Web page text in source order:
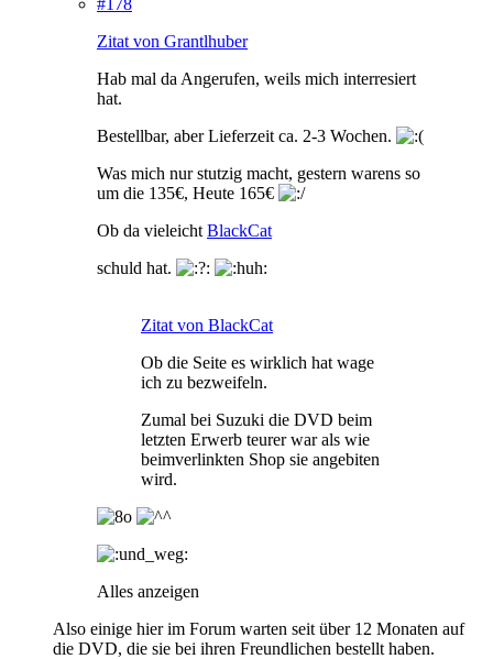
Zitat von Grantlhuber
Hab mal da Angerufen, weils mich interresiert
hat.
Bestellbar, aber Lieferzeit ca. 2-3 Wochen.
Was mich nur stutzig macht, gestern warens so
um die 135€, Heute 165€
Ob da vieleicht BlackCat
schuld hat.
Zitat von BlackCat
Ob die Seite es wirklich hat wage
ich zu bezweifeln.
Zumal bei Suzuki die DVD beim
letzten Erwerb teurer war als wie
beimverlinkten Shop sie angebiten
wird.
Alles anzeigen
Also einige hier im Forum warten seit über 12 Monaten auf
die DVD, die sie bei ihren Freundlichen bestellt haben.